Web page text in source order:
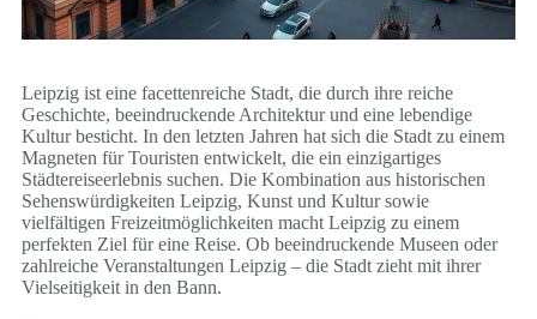
Leipzig ist eine facettenreiche Stadt, die durch ihre reiche
Geschichte, beeindruckende Architektur und eine lebendige
Kultur besticht. In den letzten Jahren hat sich die Stadt zu einem
Magneten für Touristen entwickelt, die ein einzigartiges
Städtereiseerlebnis suchen. Die Kombination aus historischen
Sehenswürdigkeiten Leipzig, Kunst und Kultur sowie
vielfältigen Freizeitmöglichkeiten macht Leipzig zu einem
perfekten Ziel für eine Reise. Ob beeindruckende Museen oder
zahlreiche Veranstaltungen Leipzig – die Stadt zieht mit ihrer
Vielseitigkeit in den Bann.